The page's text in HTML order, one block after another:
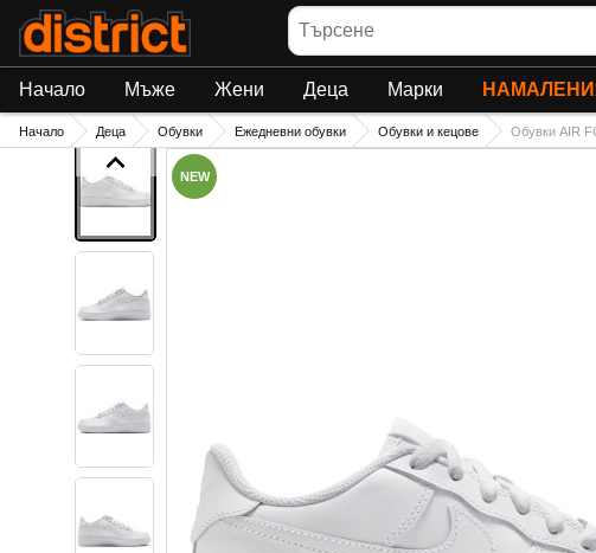
Търсене
Начало Мъже Жени Деца Марки
Начало Деца Обувки Ежедневни обувки Обувки и кецове Обувки AIR
NEW